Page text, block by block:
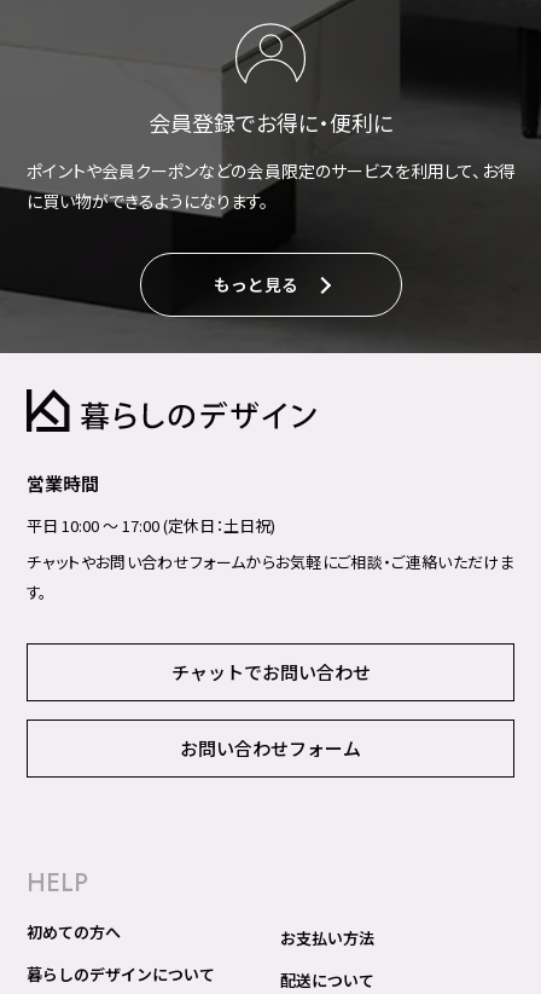
会員登録でお得に・便利に
ポイントや会員クーポンなどの会員限定のサービスを利用して、お得
に買い物ができるようになります。
もっと見る
営業時間
平日 10:00 ～ 17:00 (定休日：土日祝)
チャットやお問い合わせフォームからお気軽にご相談・ご連絡いただけま
す。
チャットでお問い合わせ
お問い合わせフォーム
HELP
初めての方へ
暮らしのデザインについて
お支払い方法
配送について